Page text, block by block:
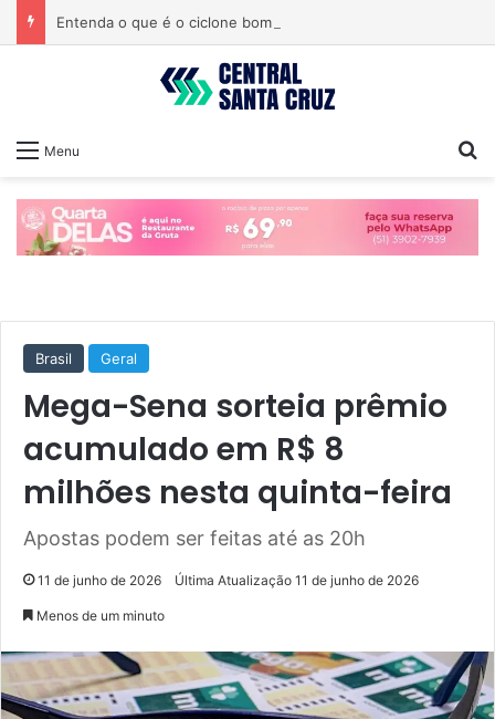
Menu
Brasil Geral
Mega-Sena sorteia prêmio
acumulado em R$ 8
milhões nesta quinta-feira
Apostas podem ser feitas até as 20h
11 de junho de 2026 Última Atualização 11 de junho de 2026
Menos de um minuto